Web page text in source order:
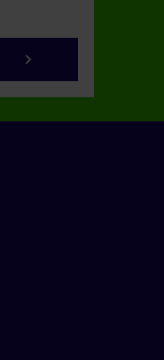
keyboard_arrow_right